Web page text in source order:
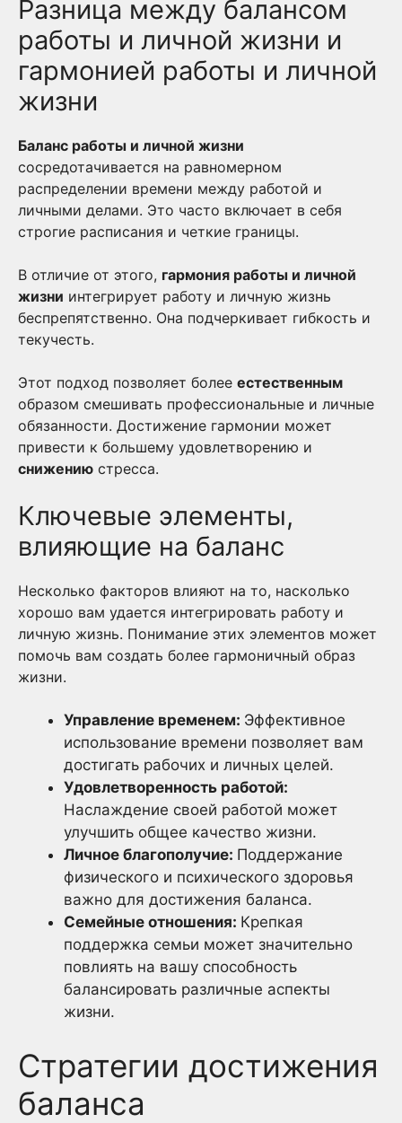
Разница между балансом
работы и личной жизни и
гармонией работы и личной
жизни
Баланс работы и личной жизни
сосредотачивается на равномерном
распределении времени между работой и
личными делами. Это часто включает в себя
строгие расписания и четкие границы.
В отличие от этого, гармония работы и личной
жизни интегрирует работу и личную жизнь
беспрепятственно. Она подчеркивает гибкость и
текучесть.
Этот подход позволяет более естественным
образом смешивать профессиональные и личные
обязанности. Достижение гармонии может
привести к большему удовлетворению и
снижению стресса.
Ключевые элементы,
влияющие на баланс
Несколько факторов влияют на то, насколько
хорошо вам удается интегрировать работу и
личную жизнь. Понимание этих элементов может
помочь вам создать более гармоничный образ
жизни.
Управление временем: Эффективное
использование времени позволяет вам
достигать рабочих и личных целей.
Удовлетворенность работой:
Наслаждение своей работой может
улучшить общее качество жизни.
Личное благополучие: Поддержание
физического и психического здоровья
важно для достижения баланса.
Семейные отношения: Крепкая
поддержка семьи может значительно
повлиять на вашу способность
балансировать различные аспекты
жизни.
Стратегии достижения
баланса